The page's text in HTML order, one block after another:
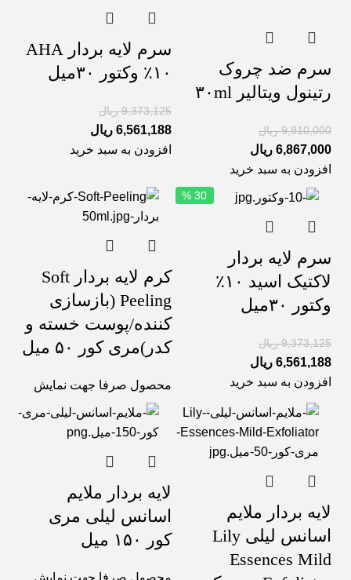
سرم ضد چروک
رتینول ویتالیر ۳۰ml
9,810,000 ریال
6,867,000 ریال
افزودن به سبد خرید
سرم لایه بردار AHA
١٠٪ وکتور ۳۰میل
9,373,125 ریال
6,561,188 ریال
افزودن به سبد خرید
30 %
سرم لایه بردار
لاکتیک اسید ١٠٪
وکتور ۳۰میل
9,373,125 ریال
6,561,188 ریال
افزودن به سبد خرید
کرم لایه بردار Soft
Peeling (بازسازی
کننده/پوست خسته و
کدر)مری کور ۵۰ میل
محصول صرفا جهت نمایش
لایه بردار ملایم
اسانس لیلی Lily
Essences Mild
لایه بردار ملایم
اسانس لیلی مری
کور ۱۵۰ میل
محصول صرفا جهت نمایش